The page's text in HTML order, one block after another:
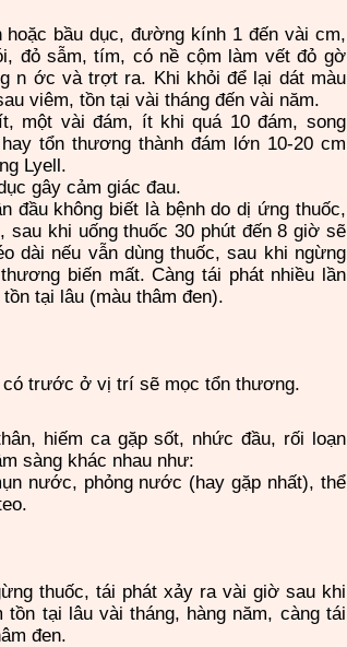
bầu dục, đường kính 1 đến vài cm,
đỏ sẫm, tím, có nề cộm làm vết đỏ gờ
n ớc và trợt ra. Khi khỏi để lại dát màu
viêm, tồn tại vài tháng đến vài năm.
một vài đám, ít khi quá 10 đám, song
tổn thương thành đám lớn 10-20 cm
Lyell.
gây cảm giác đau.
đầu không biết là bệnh do dị ứng thuốc,
sau khi uống thuốc 30 phút đến 8 giờ sẽ
dài nếu vẫn dùng thuốc, sau khi ngừng
biến mất. Càng tái phát nhiều lần
tại lâu (màu thâm đen).
trước ở vị trí sẽ mọc tổn thương.
hiếm ca gặp sốt, nhức đầu, rối loạn
sàng khác nhau như:
nước, phỏng nước (hay gặp nhất), thể
thuốc, tái phát xảy ra vài giờ sau khi
tại lâu vài tháng, hàng năm, càng tái
đen.